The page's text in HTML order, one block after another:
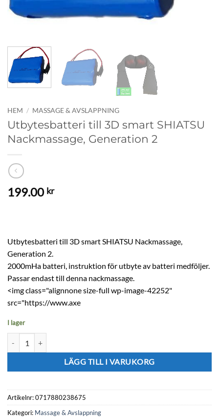
HEM / MASSAGE & AVSLAPPNING
Utbytesbatteri till 3D smart SHIATSU
Nackmassage, Generation 2
199.00 kr
Utbytesbatteri till 3D smart SHIATSU Nackmassage,
Generation 2.
2000mHa batteri, instruktion för utbyte av batteri medföljer.
Passar endast till denna nackmassage.
<img class="alignnone size-full wp-image-42252"
src="https://www.axe
I lager
LÄGG TILL I VARUKORG
Artikelnr:0717880238675
Kategori: Massage & Avslappning